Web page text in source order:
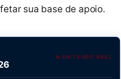
sua base de apoio.
● EM TEMPO REAL